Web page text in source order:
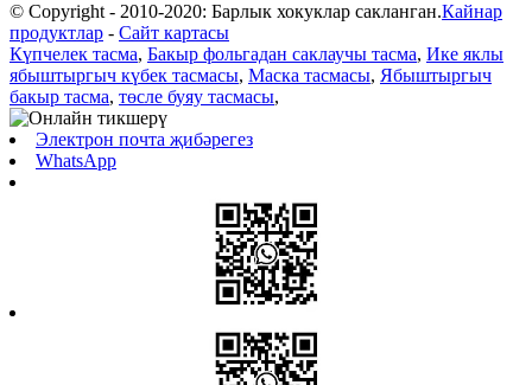
© Copyright - 2010-2020: Барлык хокуклар сакланган.Кайнар
продуктлар - Сайт картасы
Күпчелек тасма, Бакыр фольгадан саклаучы тасма, Ике яклы
ябыштыргыч күбек тасмасы, Маска тасмасы, Ябыштыргыч
бакыр тасма, төсле буяу тасмасы,
Электрон почта җибәрегез
WhatsApp